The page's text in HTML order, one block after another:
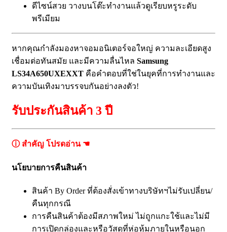
ดีไซน์สวย วางบนโต๊ะทำงานแล้วดูเรียบหรูระดับ
พรีเมียม
หากคุณกำลังมองหาจอมอนิเตอร์จอใหญ่ ความละเอียดสูง
เชื่อมต่อทันสมัย และมีความลื่นไหล Samsung
LS34A650UXEXXT คือคำตอบที่ใช่ในยุคที่การทำงานและ
ความบันเทิงมาบรรจบกันอย่างลงตัว!
รับประกันสินค้า 3 ปี
ⓘ สำคัญ โปรดอ่าน ☚
นโยบายการคืนสินค้า
สินค้า By Order ที่ต้องสั่งเข้าทางบริษัทฯไม่รับเปลี่ยน/
คืนทุกกรณี
การคืนสินค้าต้องมีสภาพใหม่ ไม่ถูกแกะใช้และไม่มี
การเปิดกล่องและหรือวัสดุที่ห่อหุ้มภายในหรือนอก